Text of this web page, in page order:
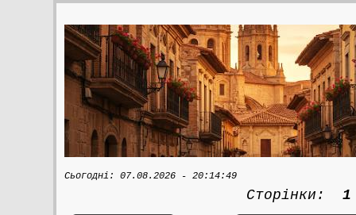
Сьогодні: 07.08.2026 - 20:14:49
Сторінки:1